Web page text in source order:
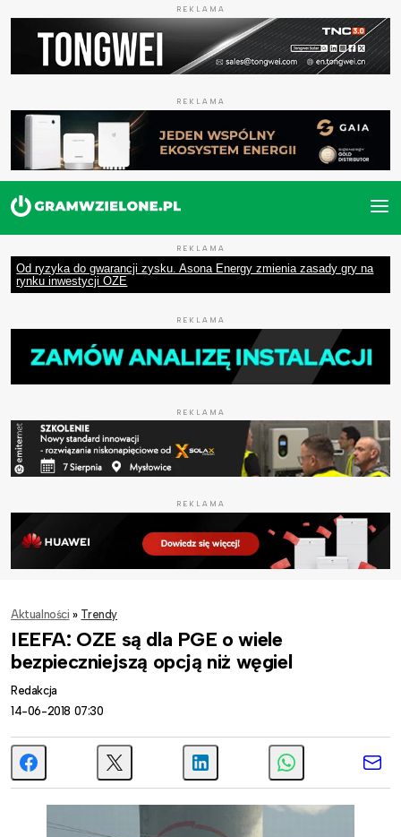
REKLAMA
REKLAMA
REKLAMA
Od ryzyka do gwarancji zysku. Asona Energy zmienia zasady gry na
rynku inwestycji OZE
REKLAMA
REKLAMA
REKLAMA
Aktualności » Trendy
IEEFA: OZE są dla PGE o wiele
bezpieczniejszą opcją niż węgiel
Redakcja
14-06-2018 07:30